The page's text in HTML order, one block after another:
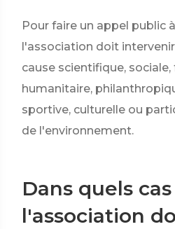
Pour faire un appel public
l'association doit
cause scientifique, sociale,
humanitaire,
sportive, culturelle ou
de l'environnement.
Dans quels cas
l'association